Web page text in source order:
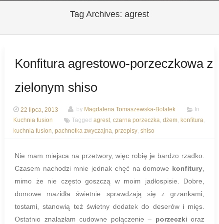
Tag Archives: agrest
Konfitura agrestowo-porzeczkowa z
zielonym shiso
22 lipca, 2013 by Magdalena Tomaszewska-Bolałek
In
Kuchnia fusion
Tagged agrest, czarna porzeczka, dżem, konfitura,
kuchnia fusion, pachnotka zwyczajna, przepisy, shiso
Nie mam miejsca na przetwory, więc robię je bardzo rzadko.
Czasem nachodzi mnie jednak chęć na domowe konfitury,
mimo że nie często goszczą w moim jadłospisie. Dobre,
domowe mazidła świetnie sprawdzają się z grzankami,
tostami, stanowią też świetny dodatek do deserów i mięs.
Ostatnio znalazłam cudowne połączenie – porzeczki oraz